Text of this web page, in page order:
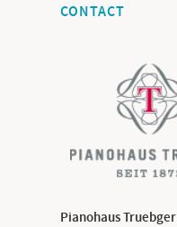
CONTACT
Pianohaus Truebger